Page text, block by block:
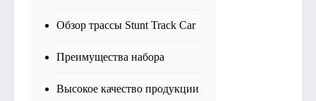
Обзор трассы Stunt Track Car
Преимущества набора
Высокое качество продукции